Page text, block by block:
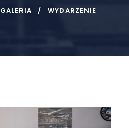
GALERIA
WYDARZENIE